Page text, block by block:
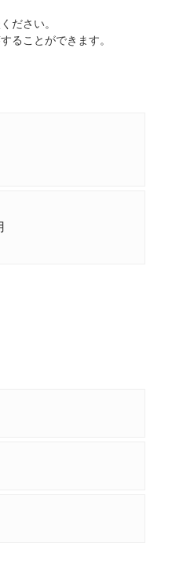
ださい。
ることができます。